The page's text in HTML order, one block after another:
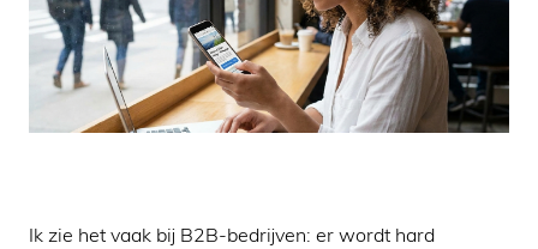
Ik zie het vaak bij B2B-bedrijven: er wordt hard